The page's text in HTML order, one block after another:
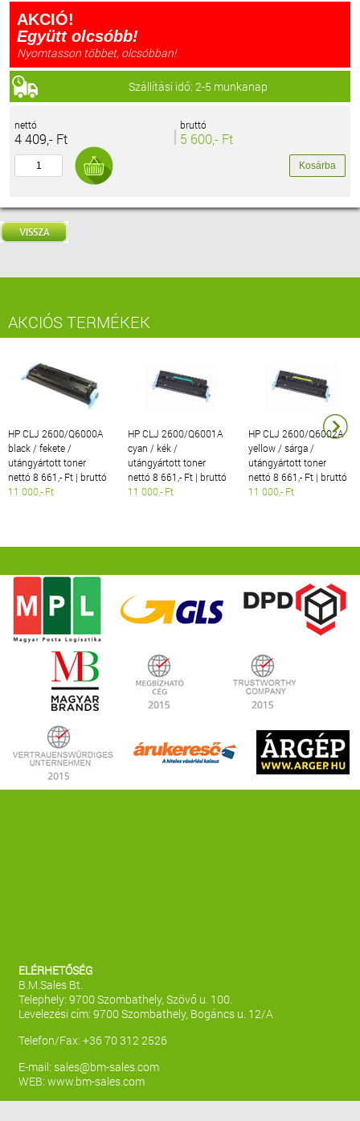
AKCIÓ!
Együtt olcsóbb!
Nyomtasson többet, olcsóbban!
Szállítási idő: 2-5 munkanap
nettó
4 409,- Ft
bruttó
5 600,- Ft
AKCIÓS TERMÉKEK
HP CLJ 2600/Q6000A
black / fekete /
utángyártott toner
nettó 8 661,- Ft | bruttó
11 000,- Ft
HP CLJ 2600/Q6001A
cyan / kék /
utángyártott toner
nettó 8 661,- Ft | bruttó
11 000,- Ft
HP CLJ 2600/Q6002A
yellow / sárga /
utángyártott toner
nettó 8 661,- Ft | bruttó
11 000,- Ft
ELÉRHETŐSÉG
B.M.Sales Bt.
Telephely: 9700 Szombathely, Szövő u. 100.
Levelezési cím: 9700 Szombathely, Bogáncs u. 12/A
Telefon/Fax: +36 70 312 2526
E-mail: sales@bm-sales.com
WEB: www.bm-sales.com